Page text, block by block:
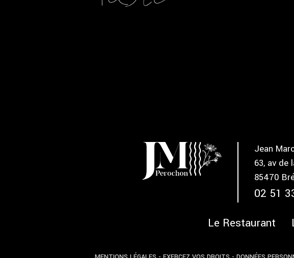
Jean
63, av de
85470
02 51
Le Restaurant